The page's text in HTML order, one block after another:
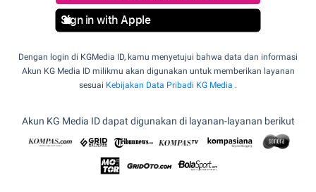
Sign in with Apple
Dengan login di KGMedia ID, kamu menyetujui bahwa data dan informasi
Akun KG Media ID milikmu akan digunakan untuk memberikan layanan
sesuai Kebijakan Data Pribadi KG Media .
Akun KG Media ID dapat digunakan di layanan-layanan berikut